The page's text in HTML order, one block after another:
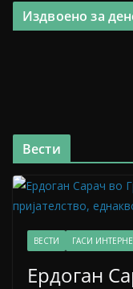
Издвоено за
Вести
ВЕСТИ ГАСИ
Ердоган